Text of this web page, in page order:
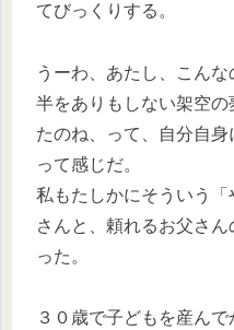
てびっくりする。
うーわ、あたし、こん
半をありもしない架空
たのね、って、自分自身
って感じだ。
私もたしかにそういう
さんと、頼れるお父さ
った。
３０歳で子どもを産ん